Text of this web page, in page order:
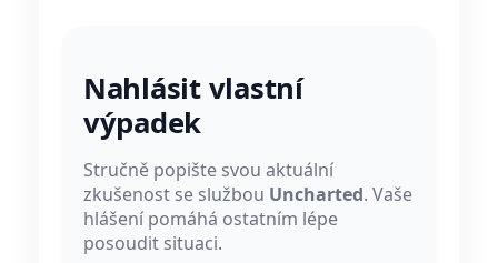
Nahlásit vlastní
výpadek
Stručně popište svou aktuální
zkušenost se službou Uncharted. Vaše
hlášení pomáhá ostatním lépe
posoudit situaci.